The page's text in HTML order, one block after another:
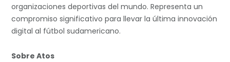
organizaciones deportivas del mundo. Representa un
compromiso significativo para llevar la última innovación
digital al fútbol sudamericano.
Sobre Atos